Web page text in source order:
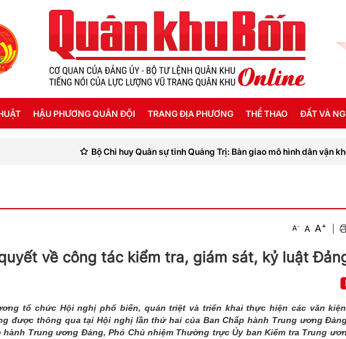
HẬU PHƯƠNG QUÂN ĐỘI TRANG ĐỊA PHƯƠNG
QUẢNG TRỊ
THỂ THAO ĐẤT VÀ
Bộ Chỉ huy Quân sự tỉnh Quảng Trị: Bàn giao mô hình dân vận khéo “Kết nối yêu thương
A- A A+
về công tác kiểm tra, giám sát, kỷ luật
tổ chức Hội nghị phổ biến, quán triệt và triển khai thực hiện các văn
được thông qua tại Hội nghị lần thứ hai của Ban Chấp hành Trung ương
hành Trung ương Đảng, Phó Chủ nhiệm Thường trực Ủy ban Kiểm tra Trung